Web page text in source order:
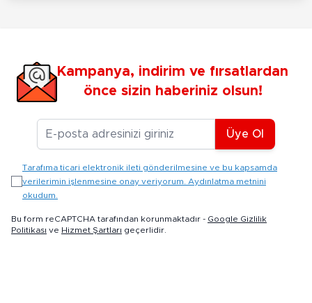
Kampanya, indirim ve fırsatlardan
önce sizin haberiniz olsun!
E-posta Adresiniz
Üye Ol
Tarafıma ticari elektronik ileti gönderilmesine ve bu kapsamda
verilerimin işlenmesine onay veriyorum. Aydınlatma metnini
okudum.
Bu form reCAPTCHA tarafından korunmaktadır - Google Gizlilik
Politikası ve Hizmet Şartları geçerlidir.